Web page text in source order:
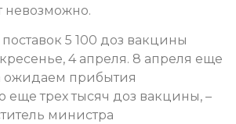
невозможно.
5 100 доз вакцины
4 апреля. 8 апреля еще
ожидаем прибытия
еще трех тысяч доз вакцины, –
министра